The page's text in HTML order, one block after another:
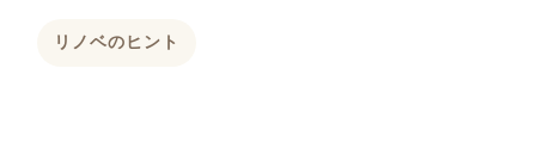
リノベのヒント